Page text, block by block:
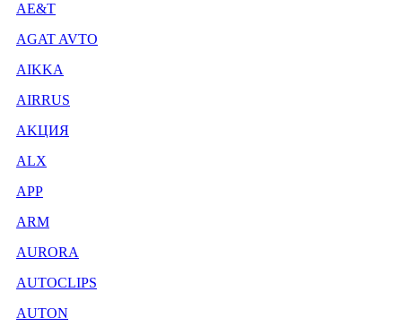
AE&T
AGAT AVTO
AIKKA
AIRRUS
AKЦИЯ
ALX
APP
ARM
AURORA
AUTOCLIPS
AUTON